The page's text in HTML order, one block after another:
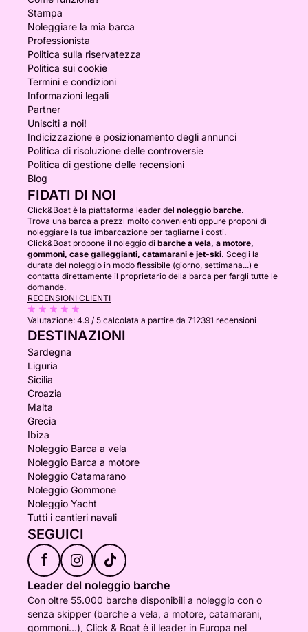
Stampa
Noleggiare la mia barca
Professionista
Politica sulla riservatezza
Politica sui cookie
Termini e condizioni
Informazioni legali
Partner
Unisciti a noi!
Indicizzazione e posizionamento degli annunci
Politica di risoluzione delle controversie
Politica di gestione delle recensioni
Blog
FIDATI DI NOI
Click&Boat è la piattaforma leader del noleggio barche.
Trova una barca a prezzi molto convenienti oppure proponi di
noleggiare la tua imbarcazione per tagliarne i costi.
Click&Boat propone il noleggio di barche a vela, a motore,
gommoni, case galleggianti, catamarani e jet-ski. Scegli la
durata del noleggio in modo flessibile (giorno, settimana...) e
contatta direttamente il proprietario della barca per fargli tutte le
domande.
RECENSIONI CLIENTI
Valutazione: 4.9 / 5 calcolata a partire da 712391 recensioni
DESTINAZIONI
Sardegna
Liguria
Sicilia
Croazia
Malta
Grecia
Ibiza
Noleggio Barca a vela
Noleggio Barca a motore
Noleggio Catamarano
Noleggio Gommone
Noleggio Yacht
Tutti i cantieri navali
SEGUICI
f
Leader del noleggio barche
Con oltre 55.000 barche disponibili a noleggio con o
senza skipper (barche a vela, a motore, catamarani,
gommoni...), Click & Boat è il leader in Europa nel